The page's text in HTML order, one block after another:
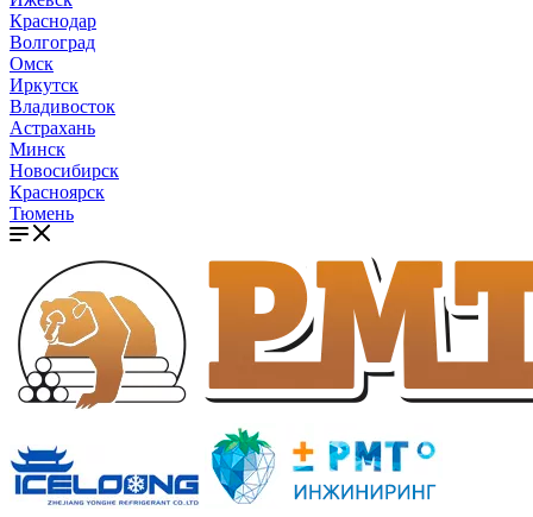
Краснодар
Волгоград
Омск
Иркутск
Владивосток
Астрахань
Минск
Новосибирск
Красноярск
Тюмень